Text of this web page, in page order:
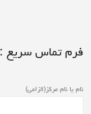
فرم تماس سریع :
نام یا نام مرکز(الزامی)